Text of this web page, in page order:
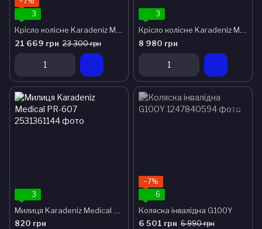
3
Крісло колісне Karadeniz Medical G637
21 669 грн 23 300 грн
3
Крісло колісне Karadeniz Medical G103Y
8 980 грн
3
Милиця Karadeniz Medical PR-607
820 грн
−7%
6
Коляска інвалідна G100Y
6 501 грн 6 990 грн